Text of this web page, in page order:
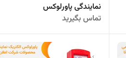
نمایندگی پاورلوکس
تماس بگیرید